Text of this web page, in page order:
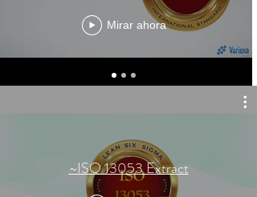
Mirar ahora
~ISO 13053 Extract